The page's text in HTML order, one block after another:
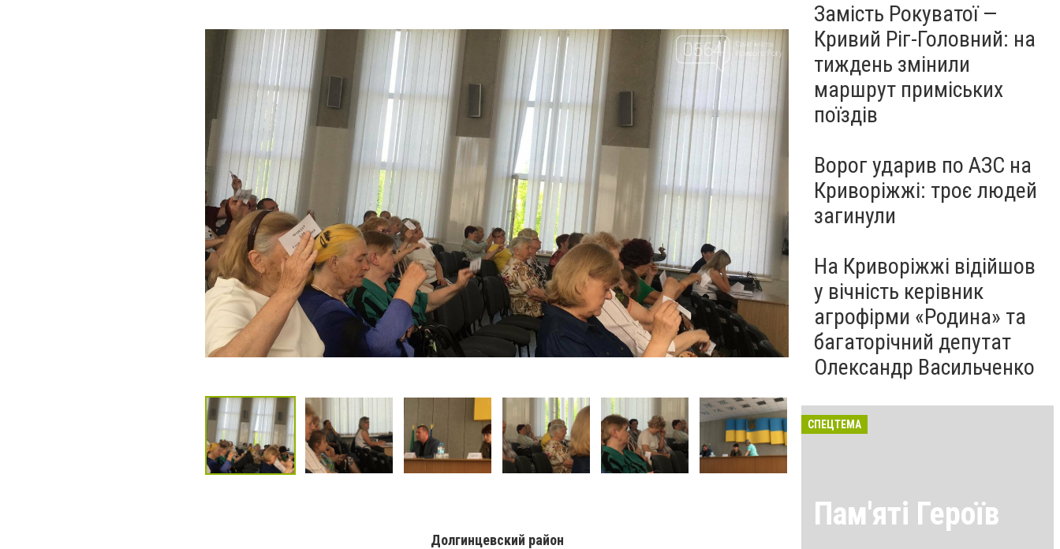
Долгинцевский район
Замість Рокуватої —
Кривий Ріг-Головний: на
тиждень змінили
маршрут приміських
поїздів
Ворог ударив по АЗС на
Криворіжжі: троє людей
загинули
На Криворіжжі відійшов
у вічність керівник
агрофірми «Родина» та
багаторічний депутат
Олександр Васильченко
СПЕЦТЕМА
Пам'яті Героїв